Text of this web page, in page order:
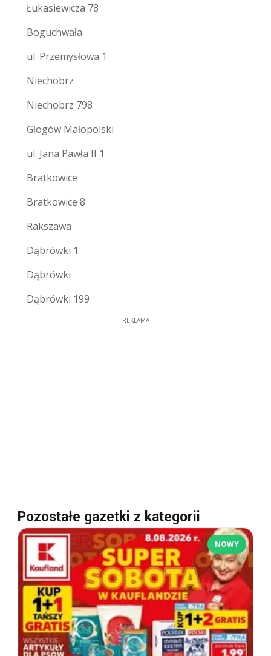
Łukasiewicza 78
Boguchwała
ul. Przemysłowa 1
Niechobrz
Niechobrz 798
Głogów Małopolski
ul. Jana Pawła II 1
Bratkowice
Bratkowice 8
Rakszawa
Dąbrówki 1
Dąbrówki
Dąbrówki 199
REKLAMA
Pozostałe gazetki z kategorii
NOWY